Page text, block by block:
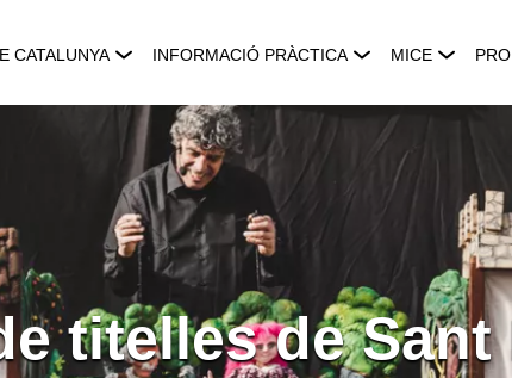
CATALUNYA INFORMACIÓ PRÀCTICA MICE
titelles de Sant